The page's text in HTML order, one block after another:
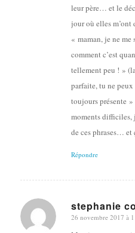
leur père… et le
jour où elles
« maman, je ne
comment c’est
tellement peu ! »
parfaite, tu ne peux
toujours présente »
moments difficiles,
de ces phrases… et
Répondre
stephanie
dit
26 novembre 2017 à